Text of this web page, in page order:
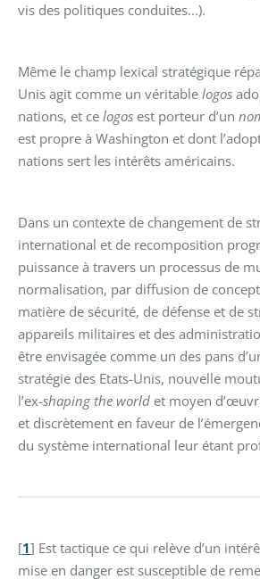
vis des politiques conduites...).
Même le champ lexical stratégique
Unis agit comme un véritable logos
nations, et ce logos est porteur d’un
est propre à Washington et dont
nations sert les intérêts américains.
Dans un contexte de changement de
international et de recomposition
puissance à travers un processus de
normalisation, par diffusion de
matière de sécurité, de défense et de
appareils militaires et des
être envisagée comme un des pans
stratégie des Etats-Unis, nouvelle
l’ex-shaping the world et moyen
et discrètement en faveur de
du système international leur étant
[1] Est tactique ce qui relève d’un
mise en danger est susceptible de